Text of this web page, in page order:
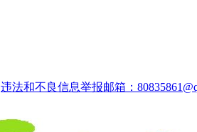
违法和不良信息举报邮箱：